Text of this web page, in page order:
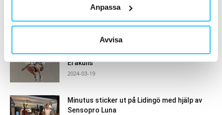
Anpassa
Avvisa
SATS rekryterar Mia Lund Hanusek som ny
2024-03-04
Cristiano Ronaldo lanserar wellnessapp –
Erakulis
2024-03-19
Minutus sticker ut på Lidingö med hjälp av
Sensopro Luna